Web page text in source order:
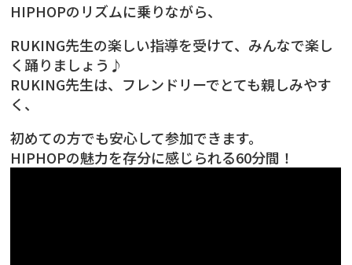
HIPHOPのリズムに乗りながら、
RUKING先生の楽しい指導を受けて、みんなで楽し
く踊りましょう♪
RUKING先生は、フレンドリーでとても親しみやす
く、
初めての方でも安心して参加できます。
HIPHOPの魅力を存分に感じられる60分間！